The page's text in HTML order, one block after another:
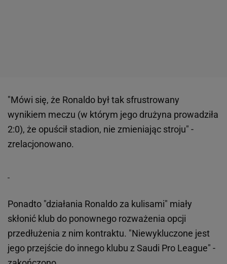
"Mówi się, że Ronaldo był tak sfrustrowany
wynikiem meczu (w którym jego drużyna prowadziła
2:0), że opuścił stadion, nie zmieniając stroju" -
zrelacjonowano.
Ponadto "działania Ronaldo za kulisami" miały
skłonić klub do ponownego rozważenia opcji
przedłużenia z nim kontraktu. "Niewykluczone jest
jego przejście do innego klubu z Saudi Pro League" -